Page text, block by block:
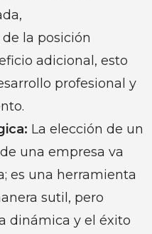
la posición
adicional, esto
profesional y
La elección de un
una empresa va
es una herramienta
sutil, pero
dinámica y el éxito